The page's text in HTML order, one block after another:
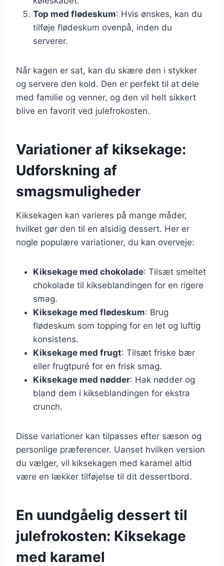
Top med flødeskum: Hvis ønskes, kan du
tilføje flødeskum ovenpå, inden du
serverer.
Når kagen er sat, kan du skære den i stykker
og servere den kold. Den er perfekt til at dele
med familie og venner, og den vil helt sikkert
blive en favorit ved julefrokosten.
Variationer af kiksekage:
Udforskning af
smagsmuligheder
Kiksekagen kan varieres på mange måder,
hvilket gør den til en alsidig dessert. Her er
nogle populære variationer, du kan overveje:
Kiksekage med chokolade: Tilsæt smeltet
chokolade til kikseblandingen for en rigere
smag.
Kiksekage med flødeskum: Brug
flødeskum som topping for en let og luftig
konsistens.
Kiksekage med frugt: Tilsæt friske bær
eller frugtpuré for en frisk smag.
Kiksekage med nødder: Hak nødder og
bland dem i kikseblandingen for ekstra
crunch.
Disse variationer kan tilpasses efter sæson og
personlige præferencer. Uanset hvilken version
du vælger, vil kiksekagen med karamel altid
være en lækker tilføjelse til dit dessertbord.
En uundgåelig dessert til
julefrokosten: Kiksekage
med karamel